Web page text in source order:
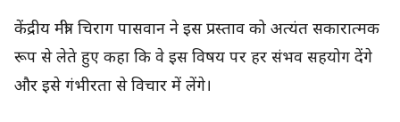
केंद्रीय मंत्री चिराग पासवान ने इस प्रस्ताव को अत्यंत सकारात्मक
रूप से लेते हुए कहा कि वे इस विषय पर हर संभव सहयोग देंगे
और इसे गंभीरता से विचार में लेंगे।